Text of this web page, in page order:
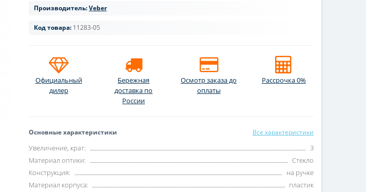
Производитель:Veber
Код товара: 11283-05
Официальный
дилер
Бережная
доставка по
России
Осмотр заказа до
оплаты
Рассрочка 0%
Основные характеристики Все характеристики
Увеличение, крат:
3
Материал оптики:
Стекло
Конструкция:
на ручке
Материал корпуса:
пластик